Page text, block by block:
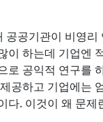
공공기관이 비영리
이 하는데 기업엔
로 공익적 연구를
공하고 기업에는
다. 이것이 왜 문제